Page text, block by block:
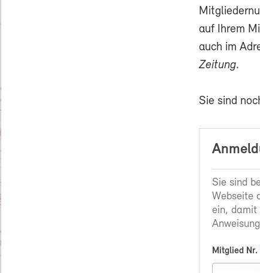
auf Ihrem
auch im
Zeitung.
Sie sind
Sie sind
Webseite
ein, damit
Mitglied Nr.